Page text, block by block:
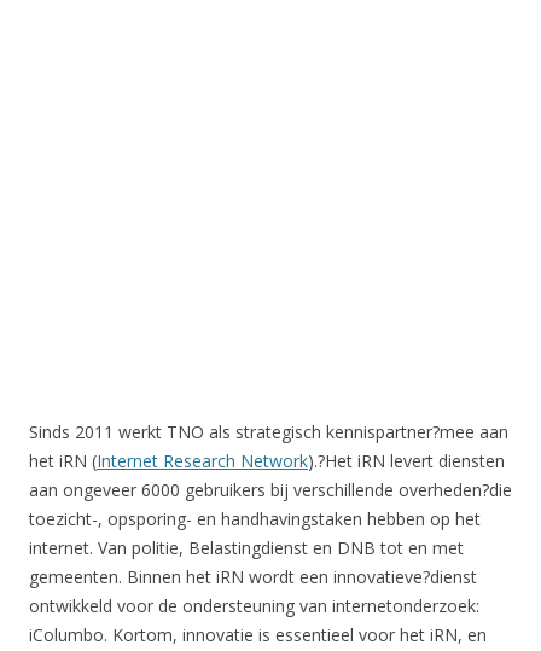
Sinds 2011 werkt TNO als strategisch kennispartner?mee aan
het iRN (Internet Research Network).?Het iRN levert diensten
aan ongeveer 6000 gebruikers bij verschillende overheden?die
toezicht-, opsporing- en handhavingstaken hebben op het
internet. Van politie, Belastingdienst en DNB tot en met
gemeenten. Binnen het iRN wordt een innovatieve?dienst
ontwikkeld voor de ondersteuning van internetonderzoek:
iColumbo. Kortom, innovatie is essentieel voor het iRN, en